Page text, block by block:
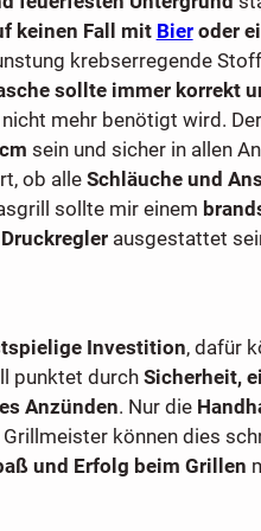
keinen Fall mit Bieroder
krebserregende
sollte immer korrekt
mehr benötigt wird.
sein und sicher in allen
ob alle Schläuche und
sollte mir einem
Druckreglerausgestattet
Investition, dafür
punktet durch Sicherheit,
Anzünden. Nur die
können dies
und Erfolg beim Grillen